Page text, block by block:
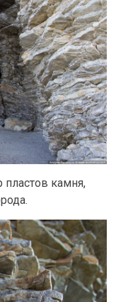
пластов камня,